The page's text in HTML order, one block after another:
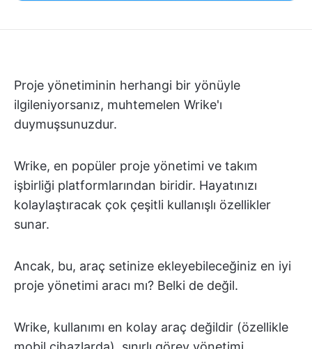
Proje yönetiminin herhangi bir yönüyle
ilgileniyorsanız, muhtemelen Wrike'ı
duymuşsunuzdur.
Wrike, en popüler proje yönetimi ve takım
işbirliği platformlarından biridir. Hayatınızı
kolaylaştıracak çok çeşitli kullanışlı özellikler
sunar.
Ancak, bu, araç setinize ekleyebileceğiniz en iyi
proje yönetimi aracı mı? Belki de değil.
Wrike, kullanımı en kolay araç değildir (özellikle